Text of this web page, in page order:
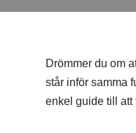
Drömmer du om
står inför samma
enkel guide till att